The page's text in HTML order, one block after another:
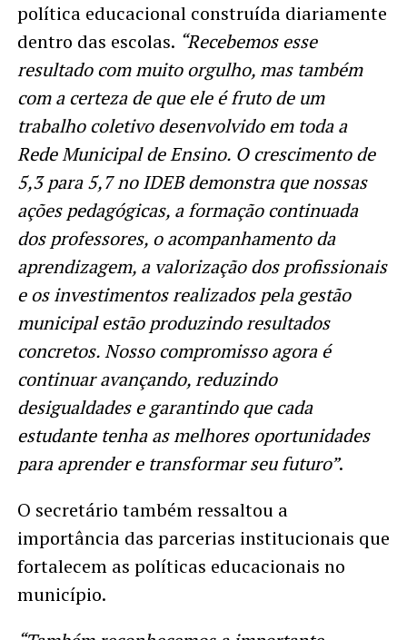
política educacional construída diariamente
dentro das escolas. “Recebemos esse
resultado com muito orgulho, mas também
com a certeza de que ele é fruto de um
trabalho coletivo desenvolvido em toda a
Rede Municipal de Ensino. O crescimento de
5,3 para 5,7 no IDEB demonstra que nossas
ações pedagógicas, a formação continuada
dos professores, o acompanhamento da
aprendizagem, a valorização dos profissionais
e os investimentos realizados pela gestão
municipal estão produzindo resultados
concretos. Nosso compromisso agora é
continuar avançando, reduzindo
desigualdades e garantindo que cada
estudante tenha as melhores oportunidades
para aprender e transformar seu futuro”.
O secretário também ressaltou a
importância das parcerias institucionais que
fortalecem as políticas educacionais no
município.